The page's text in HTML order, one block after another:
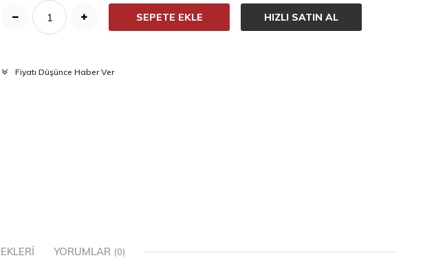
SEPETE EKLE HIZLI SATIN AL
Fiyatı Düşünce Haber Ver
YORUMLAR (0)